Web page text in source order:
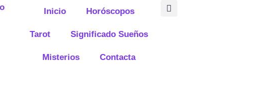
Inicio Horóscopos
Tarot Significado Sueños
Misterios Contacta